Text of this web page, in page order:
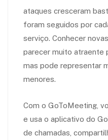
ataques cresceram
foram seguidos por
serviço. Conhecer
parecer muito atraente
mas pode representar
menores.
Com o GoToMeeting,
e usa o aplicativo do
de chamadas,